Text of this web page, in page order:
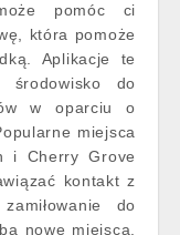
pomóc ci
która pomoże
Aplikacje te
środowisko do
w oparciu o
miejsca
i Cherry Grove
kontakt z
do
nowe miejsca.